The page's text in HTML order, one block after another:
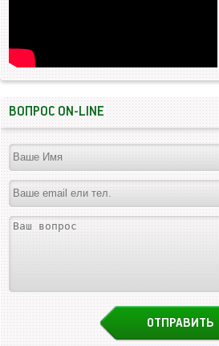
ВОПРОС ON-LINE